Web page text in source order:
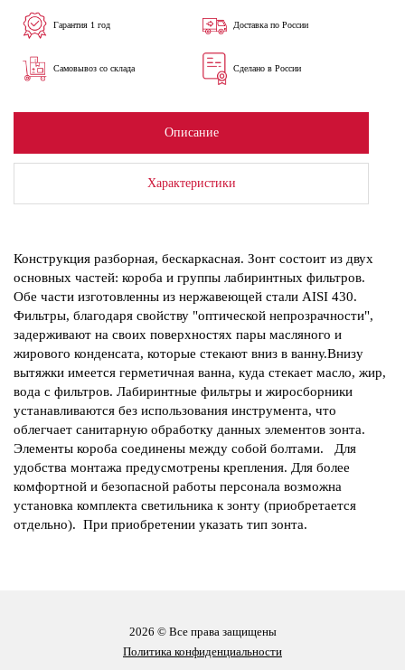
Гарантия 1 год Доставка по России
Самовывоз со склада Сделано в России
Описание
Характеристики
Конструкция разборная, бескаркасная. Зонт состоит из двух
основных частей: короба и группы лабиринтных фильтров.
Обе части изготовленны из нержавеющей стали AISI 430.
Фильтры, благодаря свойству "оптической непрозрачности",
задерживают на своих поверхностях пары масляного и
жирового конденсата, которые стекают вниз в ванну.Внизу
вытяжки имеется герметичная ванна, куда стекает масло, жир,
вода с фильтров. Лабиринтные фильтры и жиросборники
устанавливаются без использования инструмента, что
облегчает санитарную обработку данных элементов зонта.
Элементы короба соединены между собой болтами. Для
удобства монтажа предусмотрены крепления. Для более
комфортной и безопасной работы персонала возможна
установка комплекта светильника к зонту (приобретается
отдельно). При приобретении указать тип зонта.
2026 © Все права защищены
Политика конфиденциальности